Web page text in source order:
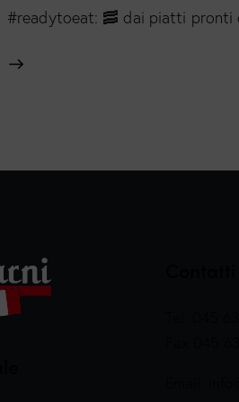
#readytoeat: 🥓 dai piatti